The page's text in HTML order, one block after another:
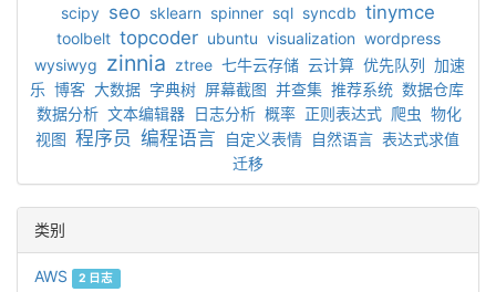
scipy seo sklearn spinner sql syncdb tinymce
toolbelt topcoder ubuntu visualization wordpress
wysiwyg zinnia ztree 七牛云存储 云计算 优先队列 加速
乐 博客 大数据 字典树 屏幕截图 并查集 推荐系统 数据仓库
数据分析 文本编辑器 日志分析 概率 正则表达式 爬虫 物化
视图 程序员 编程语言 自定义表情 自然语言 表达式求值
迁移
类别
AWS 2 日志